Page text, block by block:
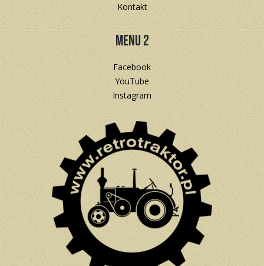
Kontakt
Menu 2
Facebook
YouTube
Instagram